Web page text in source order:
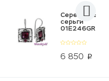
6 850 p
Серебряные
серьги
01E246GR